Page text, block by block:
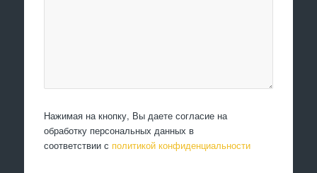
Нажимая на кнопку, Вы даете согласие на
обработку персональных данных в
соответствии с политикой конфиденциальности